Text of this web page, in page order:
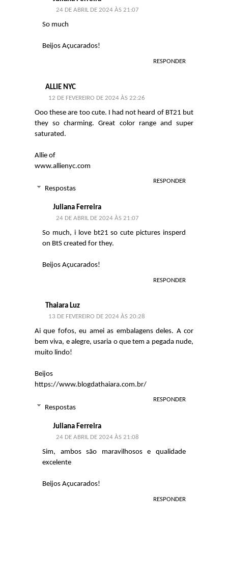
24 DE ABRIL DE 2024 ÀS 21:07
So much
Beijos Açucarados!
RESPONDER
ALLIE NYC
12 DE FEVEREIRO DE 2024 ÀS 22:26
Ooo these are too cute. I had not heard of BT21 but
they so charming. Great color range and super
saturated.
Allie of
www.allienyc.com
RESPONDER
Respostas
Juliana Ferreira
24 DE ABRIL DE 2024 ÀS 21:07
So much, i love bt21 so cute pictures insperd
on BtS created for they.
Beijos Açucarados!
RESPONDER
Thaiara Luz
13 DE FEVEREIRO DE 2024 ÀS 20:28
Ai que fofos, eu amei as embalagens deles. A cor
bem viva, e alegre, usaria o que tem a pegada nude,
muito lindo!
Beijos
https://www.blogdathaiara.com.br/
RESPONDER
Respostas
Juliana Ferreira
24 DE ABRIL DE 2024 ÀS 21:08
Sim, ambos são maravilhosos e qualidade
excelente
Beijos Açucarados!
RESPONDER